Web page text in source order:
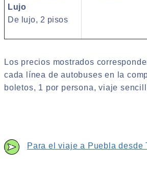
Lujo
De lujo, 2 pisos
Los precios mostrados
cada línea de autobuses en la
boletos, 1 por persona, viaje
Para el viaje a Puebla desde